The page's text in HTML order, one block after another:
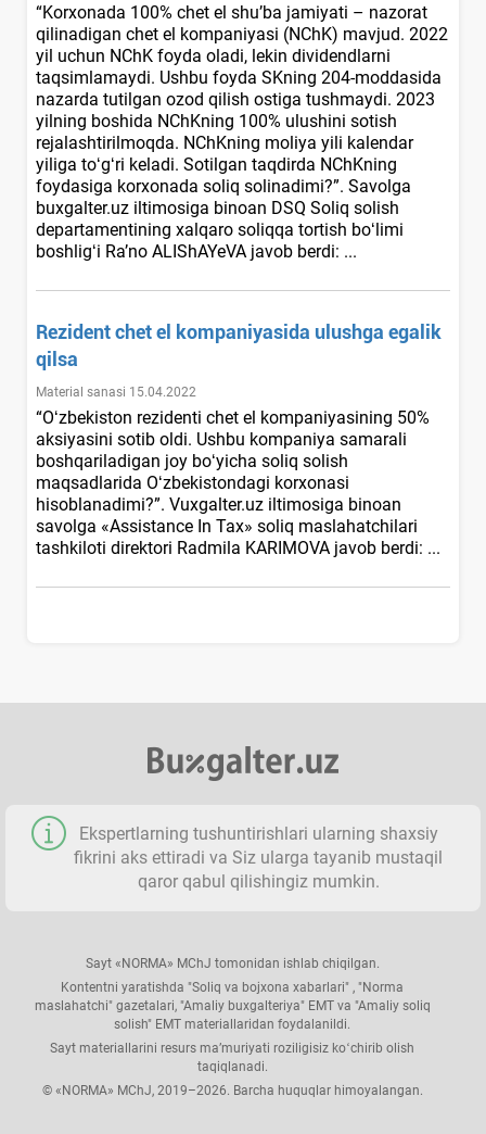
“Korхonada 100% chet el shu’ba jamiyati – nazorat
qilinadigan chet el kompaniyasi (NChK) mavjud. 2022
yil uchun NChK foyda oladi, lekin dividendlarni
taqsimlamaydi. Ushbu foyda SKning 204-moddasida
nazarda tutilgan ozod qilish ostiga tushmaydi. 2023
yilning boshida NChKning 100% ulushini sotish
rejalashtirilmoqda. NChKning moliya yili kalendar
yiliga toʻgʻri keladi. Sotilgan taqdirda NChKning
foydasiga korхonada soliq solinadimi?”. Savolga
buxgalter.uz iltimosiga binoan DSQ Soliq solish
departamentining хalqaro soliqqa tortish boʻlimi
boshligʻi Ra’no ALIShAYeVA javob berdi: ...
Rezident chet el kompaniyasida ulushga egalik
qilsa
Material sanasi 15.04.2022
“Oʻzbekiston rezidenti chet el kompaniyasining 50%
aksiyasini sotib oldi. Ushbu kompaniya samarali
boshqariladigan joy boʻyicha soliq solish
maqsadlarida Oʻzbekistondagi korхonasi
hisoblanadimi?”. Vuxgalter.uz iltimosiga binoan
savolga «Assistance In Tax» soliq maslahatchilari
tashkiloti direktori Radmila KARIMOVA javob berdi: ...
Ekspertlarning tushuntirishlari ularning shaхsiy
fikrini aks ettiradi va Siz ularga tayanib mustaqil
qaror qabul qilishingiz mumkin.
Sayt «NORMA» MChJ tomonidan ishlab chiqilgan.
Kontentni yaratishda "Soliq va bojхona хabarlari" , "Norma
maslahatchi" gazetalari, "Amaliy buхgalteriya" EMT va "Amaliy soliq
solish" EMT materiallaridan foydalanildi.
Sayt materiallarini resurs ma’muriyati roziligisiz koʻchirib olish
taqiqlanadi.
© «NORMA» MChJ, 2019–2026. Barcha huquqlar himoyalangan.